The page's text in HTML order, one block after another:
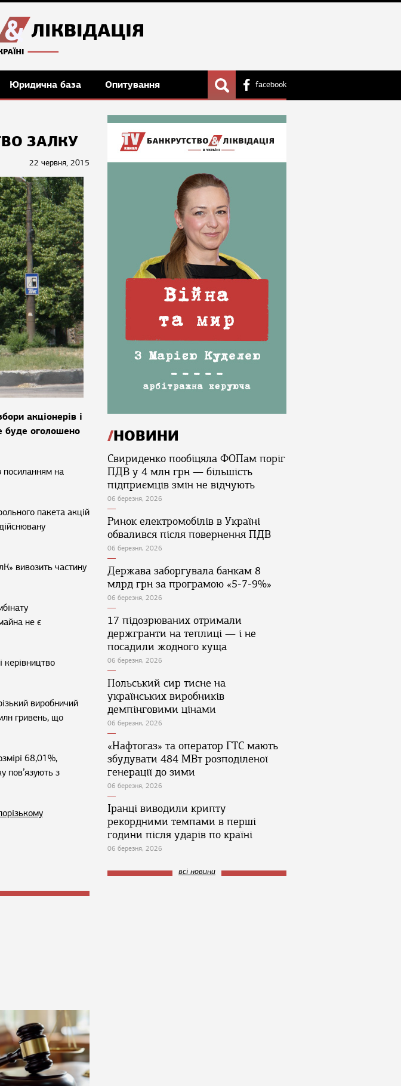
Юридична база Опитування facebook
ЗАЛКУ
22 червня, 2015
акціонерів і
буде оголошено
посиланням на
пакета акцій
вивозить частину
не є
керівництво
виробничий
гривень, що
68,01%,
пов’язують з
НОВИНИ
Свириденко пообіцяла ФОПам поріг
ПДВ у 4 млн грн — більшість
підприємців змін не відчують
06 березня, 2026
Ринок електромобілів в Україні
обвалився після повернення ПДВ
06 березня, 2026
Держава заборгувала банкам 8
млрд грн за програмою «5-7-9%»
06 березня, 2026
17 підозрюваних отримали
держгранти на теплиці — і не
посадили жодного куща
06 березня, 2026
Польський сир тисне на
українських виробників
демпінговими цінами
06 березня, 2026
«Нафтогаз» та оператор ГТС мають
збудувати 484 МВт розподіленої
генерації до зими
06 березня, 2026
Іранці виводили крипту
рекордними темпами в перші
години після ударів по країні
06 березня, 2026
всі новини